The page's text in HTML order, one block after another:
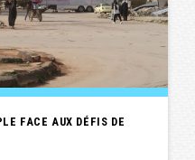
FACE AUX DÉFIS DE